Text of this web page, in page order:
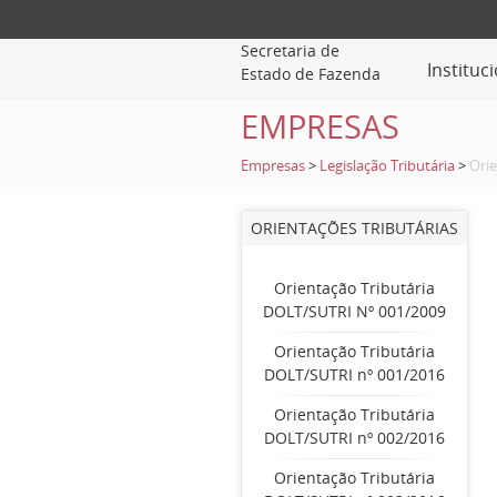
Secretaria de
Estado de Fazenda
EMPRESAS
Empresas > Legislação Tributária >
ORIENTAÇÕES TRIBUTÁRIAS
Orientação Tributária
DOLT/SUTRI Nº 001/2009
Orientação Tributária
DOLT/SUTRI nº 001/2016
Orientação Tributária
DOLT/SUTRI nº 002/2016
Orientação Tributária